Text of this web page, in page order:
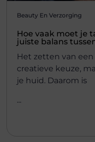
Beauty En Verzorging
Hoe vaak moet je
juiste balans
Het zetten van
creatieve keuze,
je huid. Daarom is
...